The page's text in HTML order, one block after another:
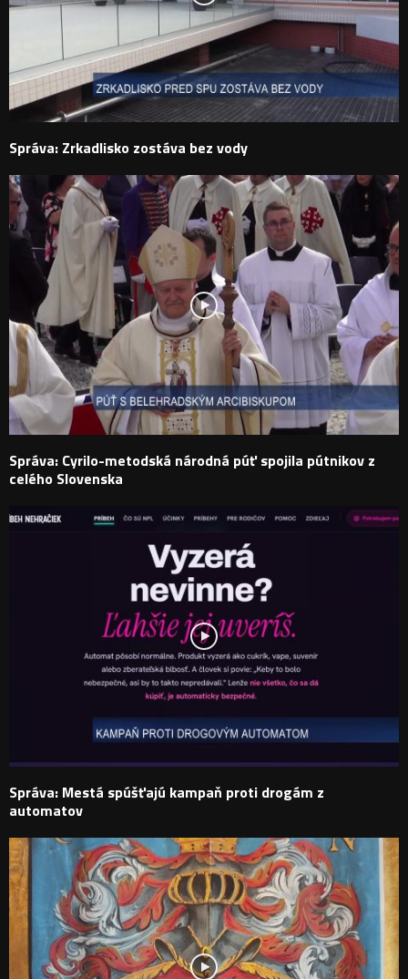
Správa: Zrkadlisko zostáva bez vody
Správa: Cyrilo-metodská národná púť spojila pútnikov z
celého Slovenska
Správa: Mestá spúšťajú kampaň proti drogám z
automatov